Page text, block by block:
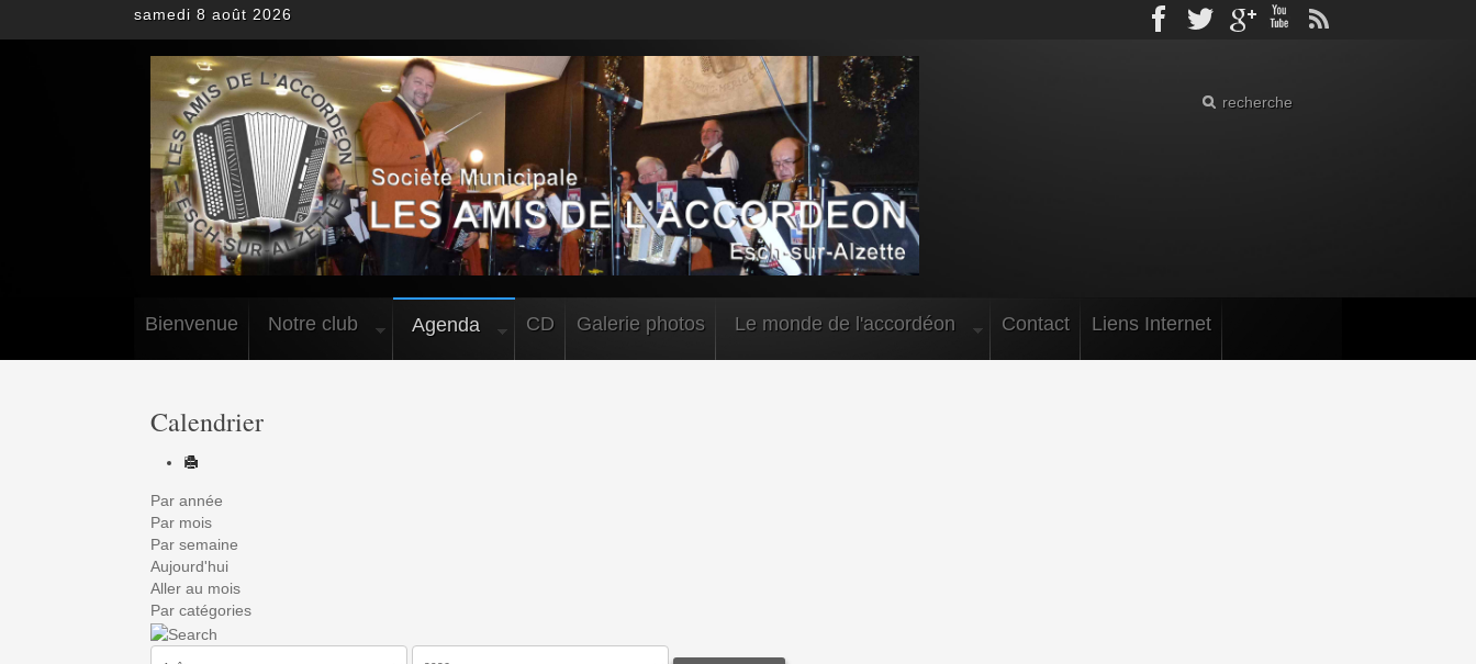
samedi 8 août 2026 FacebookTwittergplusYoutube
Bienvenue Notre club Agenda CD Galerie photos Le monde de l'accordéon Contact Liens Internet
Calendrier
Par année
Par mois
Par semaine
Aujourd'hui
Aller au mois
Par catégories